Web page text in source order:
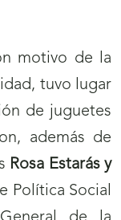
motivo de la
tuvo lugar
de juguetes
además de
Rosa Estarás y
Política Social